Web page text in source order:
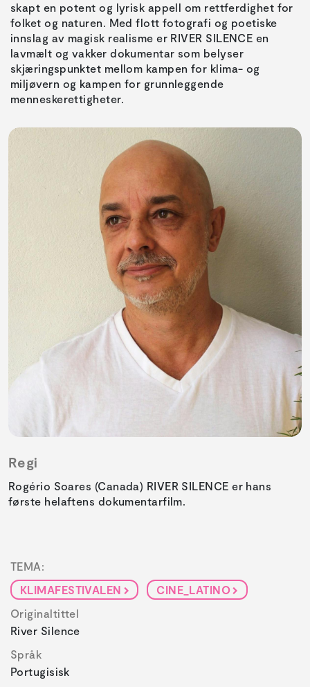
skapt en potent og lyrisk appell om rettferdighet for
folket og naturen. Med flott fotografi og poetiske
innslag av magisk realisme er RIVER SILENCE en
lavmælt og vakker dokumentar som belyser
skjæringspunktet mellom kampen for klima- og
miljøvern og kampen for grunnleggende
menneskerettigheter.
Regi
Rogério Soares (Canada) RIVER SILENCE er hans
første helaftens dokumentarfilm.
TEMA:
KLIMAFESTIVALEN
CINE_LATINO
Originaltittel
River Silence
Språk
Portugisisk